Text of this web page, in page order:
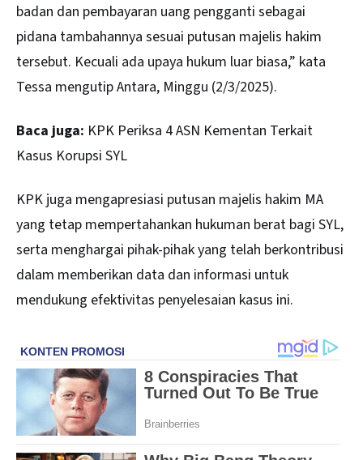
badan dan pembayaran uang pengganti sebagai
pidana tambahannya sesuai putusan majelis hakim
tersebut. Kecuali ada upaya hukum luar biasa,” kata
Tessa mengutip Antara, Minggu (2/3/2025).
Baca juga: KPK Periksa 4 ASN Kementan Terkait
Kasus Korupsi SYL
KPK juga mengapresiasi putusan majelis hakim MA
yang tetap mempertahankan hukuman berat bagi SYL,
serta menghargai pihak-pihak yang telah berkontribusi
dalam memberikan data dan informasi untuk
mendukung efektivitas penyelesaian kasus ini.